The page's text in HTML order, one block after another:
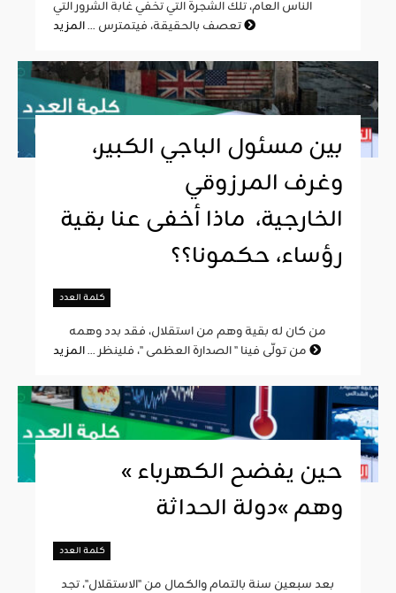
الناس العام، تلك الشجرة التي تخفي غابة الشرور التي
تعصف بالحقيقة، فيتمترس ...
بين مسئول الباجي الكبير،
وغرف المرزوقي
الخارجية، ماذا أخفى عنا بقية
رؤساء، حكمونا؟؟
كلمة العدد
من تولّى فينا " الصدارة العظمى "، فلينظر ...
« حين يفضح الكهرباء
وهم »دولة الحداثة
كلمة العدد